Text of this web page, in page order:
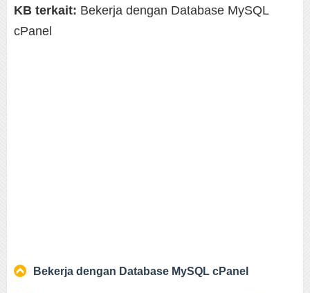
KB terkait: Bekerja dengan Database MySQL
cPanel
Bekerja dengan Database MySQL cPanel